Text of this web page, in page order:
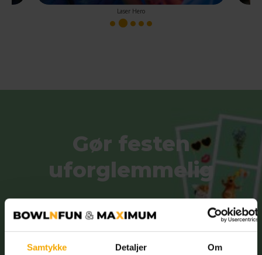
Samtykke Detaljer Om
Laser Hero
Gør festen
uforglemmelig
Prøv vores Photo Booth, som er fyldt med sjove
filtre – perfekt til at forlænge minderne, så de
en fødselsdag, firmafest eller noget midt